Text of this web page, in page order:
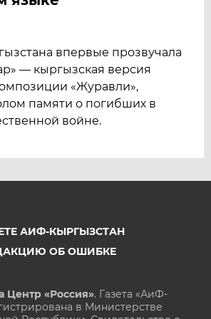
впервые прозвучала
— кыргызская версия
«Журавли»,
памяти о погибших в
войне.
АИФ-КЫРГЫЗСТАН
ОБ ОШИБКЕ
Центр «Россия». Газета «АиФ-
в Министерстве